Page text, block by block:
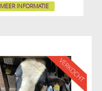
MEER INFORMATIE